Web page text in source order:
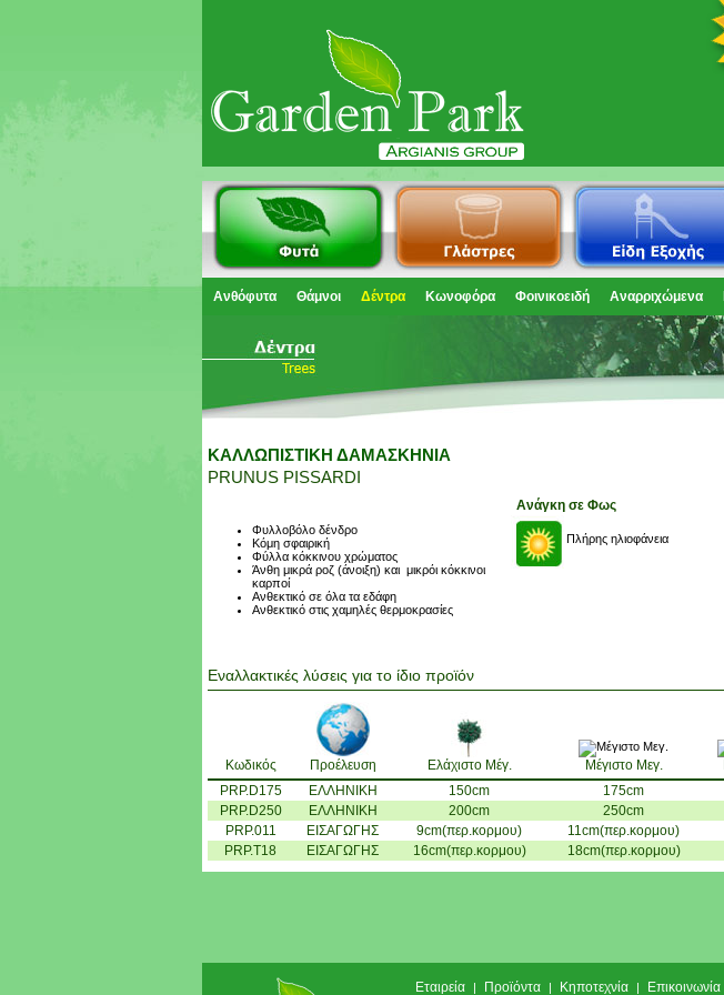
Ανθόφυτα Θάμνοι Δέντρα Κωνοφόρα Φοινικοειδή Αναρριχώμενα
ΚΑΛΛΩΠΙΣΤΙΚΗ ΔΑΜΑΣΚΗΝΙΑ
PRUNUS PISSARDI
Φυλλοβόλο δένδρο
Κόμη σφαιρική
Φύλλα κόκκινου χρώματος
Άνθη μικρά ροζ (άνοιξη) και μικρόι κόκκινοι
καρποί
Ανθεκτικό σε όλα τα εδάφη
Ανθεκτικό στις χαμηλές θερμοκρασίες
Ανάγκη σε Φως
Πλήρης ηλιοφάνεια
Εναλλακτικές λύσεις για το ίδιο προϊόν
Κωδικός Προέλευση Ελάχιστο Μέγ. Μέγιστο Μεγ.
PRP.D175
ΕΛΛΗΝΙΚΗ 150cm 175cm
PRP.D250
ΕΛΛΗΝΙΚΗ 200cm 250cm
PRP.011
ΕΙΣΑΓΩΓΗΣ 9cm(περ.κορμου) 11cm(περ.κορμου)
PRP.T18
ΕΙΣΑΓΩΓΗΣ 16cm(περ.κορμου) 18cm(περ.κορμου)
Εταιρεία | Προϊόντα | Κηποτεχνία | Επικοινωνία